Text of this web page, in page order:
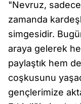
"Nevruz, sadece
zamanda
simgesidir.
araya gelerek
paylaştık hem
coşkusunu
gençlerimize